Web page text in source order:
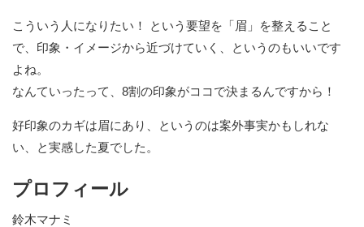
こういう人になりたい！ という要望を「眉」を整えること
で、印象・イメージから近づけていく、というのもいいです
よね。
なんていったって、8割の印象がココで決まるんですから！
好印象のカギは眉にあり、というのは案外事実かもしれな
い、と実感した夏でした。
プロフィール
鈴木マナミ